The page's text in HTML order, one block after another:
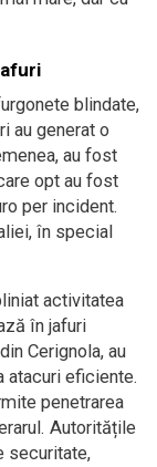
blindate,
au generat o
au fost
opt au fost
per incident.
în special
activitatea
în jafuri
Cerignola, au
atacuri eficiente.
penetrarea
Autoritățile
securitate,